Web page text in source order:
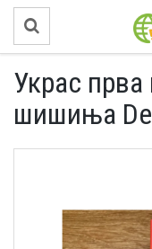
Украс
шишиња